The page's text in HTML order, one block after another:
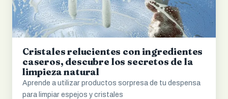
Cristales relucientes con ingredientes
caseros, descubre los secretos de la
limpieza natural
Aprende a utilizar productos sorpresa de tu despensa
para limpiar espejos y cristales